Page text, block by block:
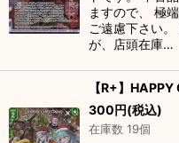
ますので、 極
ご遠慮下さい
が、店頭在庫…
【R+】
300円(税込)
在庫数 19個